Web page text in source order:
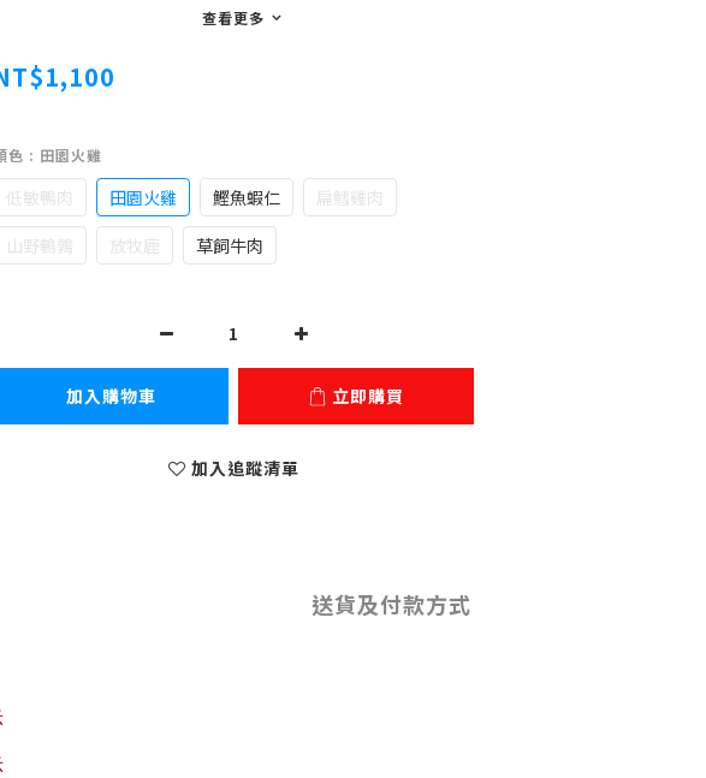
查看更多
色 : 田園火雞
低敏鴨肉 田園火雞 鰹魚蝦仁
扁鱈雞肉
山野鵪鶉
放牧鹿 草飼牛肉
加入購物車 立即購買
加入追蹤清單
送貨及付款方式